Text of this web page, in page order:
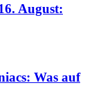
August:
Was auf